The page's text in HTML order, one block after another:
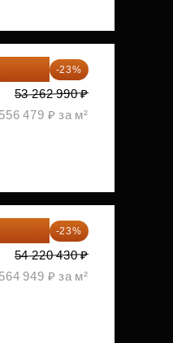
-23%
53 262 990 ₽
556 479 ₽ за м²
-23%
54 220 430 ₽
564 949 ₽ за м²